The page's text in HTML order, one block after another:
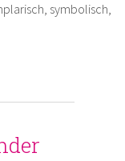
symbolisch,